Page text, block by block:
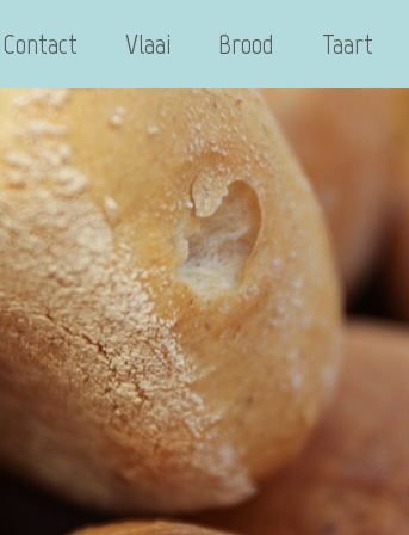
Contact Vlaai Brood Taart